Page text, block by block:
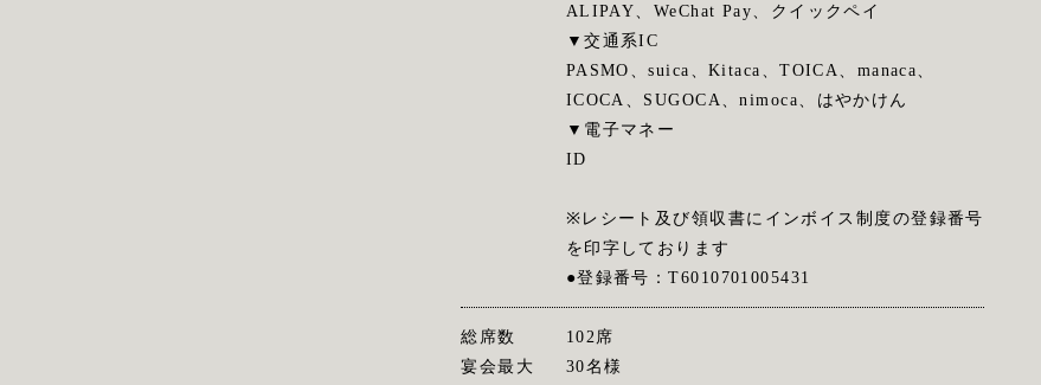
ALIPAY、WeChat Pay、クイックペイ
▼交通系IC
PASMO、suica、Kitaca、TOICA、manaca、
ICOCA、SUGOCA、nimoca、はやかけん
▼電子マネー
ID
※レシート及び領収書にインボイス制度の登録番号
を印字しております
●登録番号：T6010701005431
総席数
102席
宴会最大
30名様